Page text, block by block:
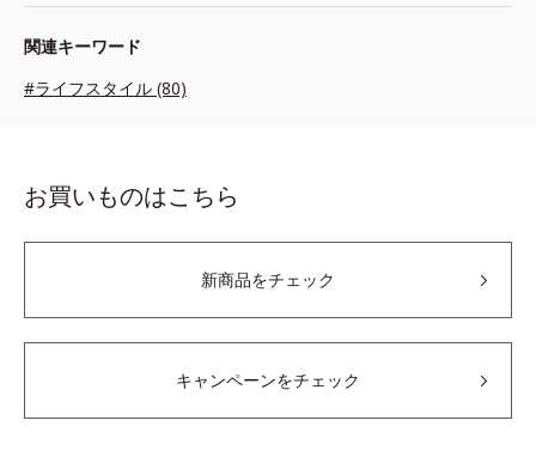
関連キーワード
#ライフスタイル (80)
お買いものはこちら
新商品をチェック
キャンペーンをチェック